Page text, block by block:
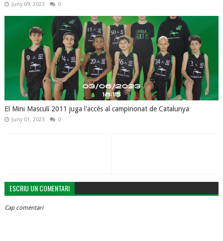
Juny 09, 2023 0
El Mini Masculí 2011 juga l'accés al campinonat de Catalunya
Juny 01, 2023 0
ESCRIU UN COMENTARI
Cap comentari